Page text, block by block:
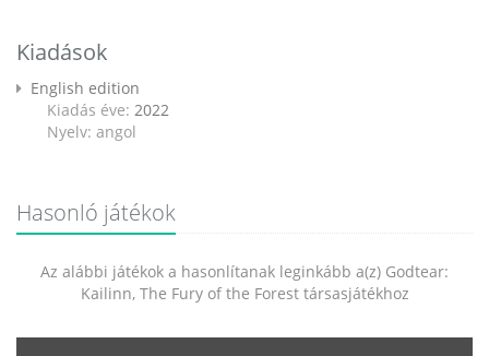
Kiadások
English edition
Kiadás éve: 2022
Nyelv: angol
Hasonló játékok
Az alábbi játékok a hasonlítanak leginkább a(z) Godtear:
Kailinn, The Fury of the Forest társasjátékhoz